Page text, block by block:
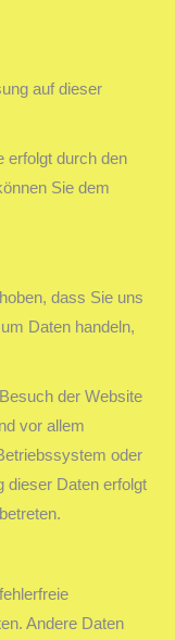
auf dieser
erfolgt durch den
Sie dem
dass Sie uns
Daten handeln,
der Website
vor allem
oder
dieser Daten erfolgt
Andere Daten